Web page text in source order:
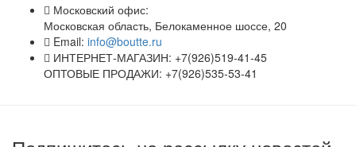
Московский офис:
Московская область, Белокаменное шоссе, 20
Email: info@boutte.ru
ИНТЕРНЕТ-МАГАЗИН: +7(926)519-41-45
ОПТОВЫЕ ПРОДАЖИ: +7(926)535-53-41